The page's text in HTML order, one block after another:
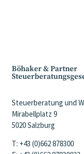
Böhaker & Partner
Steuerberatung und
Mirabellplatz 9
5020 Salzburg
T: +43 (0)662 878300